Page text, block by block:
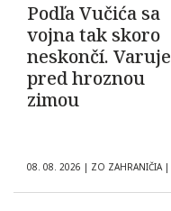
Podľa Vučića sa
vojna tak skoro
neskončí. Varuje
pred hroznou
zimou
08. 08. 2026 | ZO ZAHRANIČIA |